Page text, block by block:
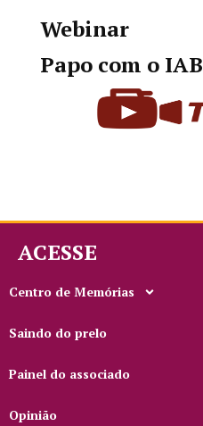
Webinar
Papo com o IAB
ACESSE
Centro de Memórias
Saindo do prelo
Painel do associado
Opinião